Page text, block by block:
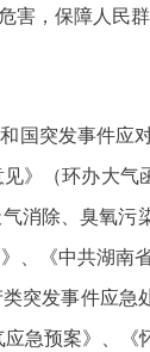
，保障人民群
国突发事件应
》（环办大
消除、臭氧
、《中共湖南
突发事件应急
急预案》、